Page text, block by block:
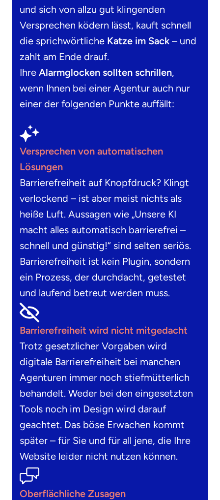
und sich von allzu gut klingenden
Versprechen ködern lässt, kauft schnell
die sprichwörtliche Katze im Sack – und
zahlt am Ende drauf.
Ihre Alarmglocken sollten schrillen,
wenn Ihnen bei einer Agentur auch nur
einer der folgenden Punkte auffällt:
Versprechen von automatischen
Lösungen
Barrierefreiheit auf Knopfdruck? Klingt
verlockend – ist aber meist nichts als
heiße Luft. Aussagen wie „Unsere KI
macht alles automatisch barrierefrei –
schnell und günstig!“ sind selten seriös.
Barrierefreiheit ist kein Plugin, sondern
ein Prozess, der durchdacht, getestet
und laufend betreut werden muss.
Barrierefreiheit wird nicht mitgedacht
Trotz gesetzlicher Vorgaben wird
digitale Barrierefreiheit bei manchen
Agenturen immer noch stiefmütterlich
behandelt. Weder bei den eingesetzten
Tools noch im Design wird darauf
geachtet. Das böse Erwachen kommt
später – für Sie und für all jene, die Ihre
Website leider nicht nutzen können.
Oberflächliche Zusagen